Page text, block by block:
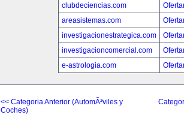
clubdeciencias.com
areasistemas.com
investigacionestrategica.com
investigacioncomercial.com
e-astrologia.com
<< Categoria Anterior (AutomÃ³viles y
Coches)